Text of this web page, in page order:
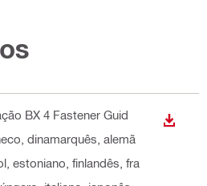
BX 4 Fastener Guid
dinamarquês, alemã
estoniano, finlandês, fra